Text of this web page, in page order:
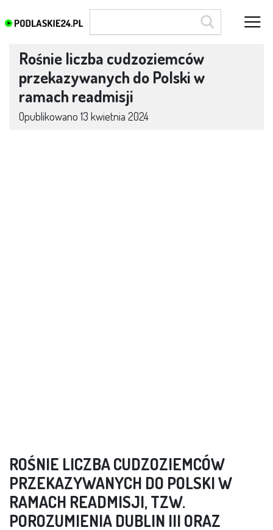
Rośnie liczba cudzoziemców
przekazywanych do Polski w
ramach readmisji
Opublikowano 13 kwietnia 2024
ROŚNIE LICZBA CUDZOZIEMCÓW
PRZEKAZYWANYCH DO POLSKI W
RAMACH READMISJI, TZW.
POROZUMIENIA DUBLIN III ORAZ